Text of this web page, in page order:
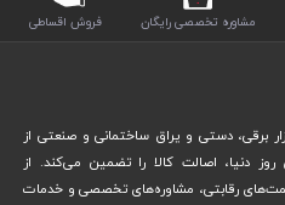
مشاوره تخصصی رایگان فروش اقساطی
با ارائه انواع ابزار برقی، دستی و یراق ساختمانی و صنعتی از
روز دنیا، اصالت کالا را تضمین می‌کند. از
3" می‌توان به قیمت‌های رقابتی، مشاوره‌های تخصصی و خدمات